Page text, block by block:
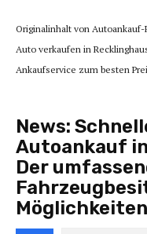
Originalinhalt von
Auto verkaufen in
Ankaufservice zum besten
News:
Autoankauf
Der